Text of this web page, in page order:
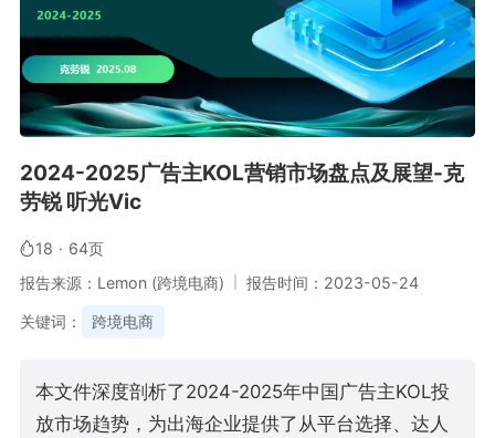
2024-2025广告主KOL营销市场盘点及展望-克
劳锐 听光Vic
18 · 64页
报告来源：Lemon (跨境电商)
报告时间：2023-05-24
关键词： 跨境电商
本文件深度剖析了2024-2025年中国广告主KOL投
放市场趋势，为出海企业提供了从平台选择、达人